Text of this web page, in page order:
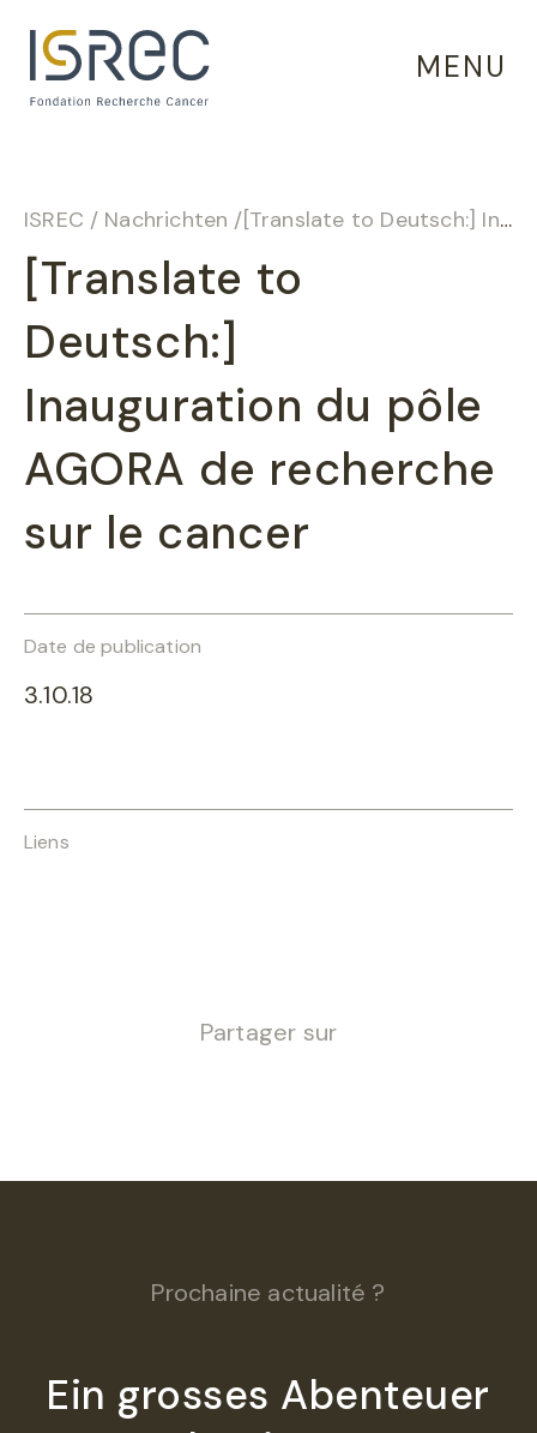
MENU
ISREC / Nachrichten /[Translate to Deutsch:] Inauguration du pôle AGORA de recherche sur le cancer
[Translate to
Deutsch:]
Inauguration du pôle
AGORA de recherche
sur le cancer
Date de publication
3.10.18
Liens
Partager sur
Prochaine actualité ?
Ein grosses Abenteuer